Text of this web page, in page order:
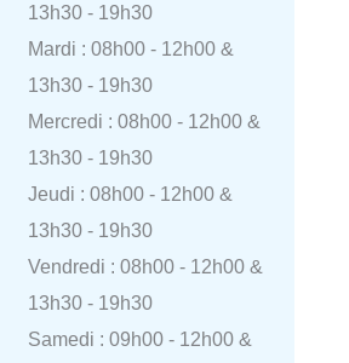
13h30 - 19h30
Mardi : 08h00 - 12h00 &
13h30 - 19h30
Mercredi : 08h00 - 12h00 &
13h30 - 19h30
Jeudi : 08h00 - 12h00 &
13h30 - 19h30
Vendredi : 08h00 - 12h00 &
13h30 - 19h30
Samedi : 09h00 - 12h00 &